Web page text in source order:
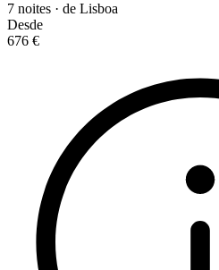
7 noites · de Lisboa
Desde
676 €